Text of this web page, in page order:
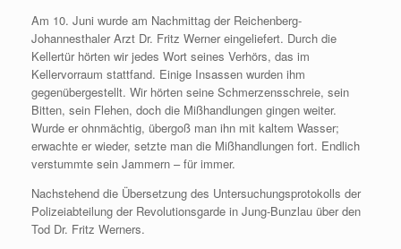
Am 10. Juni wurde am Nachmittag der Reichenberg-
Johannesthaler Arzt Dr. Fritz Werner eingeliefert. Durch die
Kellertür hörten wir jedes Wort seines Verhörs, das im
Kellervorraum stattfand. Einige Insassen wurden ihm
gegenübergestellt. Wir hörten seine Schmerzensschreie, sein
Bitten, sein Flehen, doch die Mißhandlungen gingen weiter.
Wurde er ohnmächtig, übergoß man ihn mit kaltem Wasser;
erwachte er wieder, setzte man die Mißhandlungen fort. Endlich
verstummte sein Jammern – für immer.
Nachstehend die Übersetzung des Untersuchungsprotokolls der
Polizeiabteilung der Revolutionsgarde in Jung-Bunzlau über den
Tod Dr. Fritz Werners.